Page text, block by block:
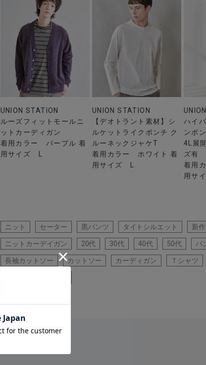
UNION STATION
ルーズフィットモールニ
ットカーディガン
着用カラー パープル 着
用サイズ L
UNION STATION
【デオトラント素材】シ
ルケットライクポンチ ク
ルーネックジャケT
着用カラー ホワイト 着
用サイズ L
ハイ
ンボ
4L展
ズ有
着用
用サ
ニット セーター 黒パンツ タイトシルエット 新作
ニットカーデイガン 20代 30代 40代 50代 パ
長袖カットソー カットソー カーディガン Ｔシャツ